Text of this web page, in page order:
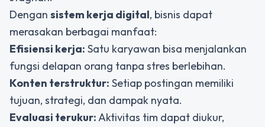
Dengan sistem kerja digital, bisnis dapat
merasakan berbagai manfaat:
Efisiensi kerja: Satu karyawan bisa menjalankan
fungsi delapan orang tanpa stres berlebihan.
Konten terstruktur: Setiap postingan memiliki
tujuan, strategi, dan dampak nyata.
Evaluasi terukur:Aktivitas tim dapat diukur,